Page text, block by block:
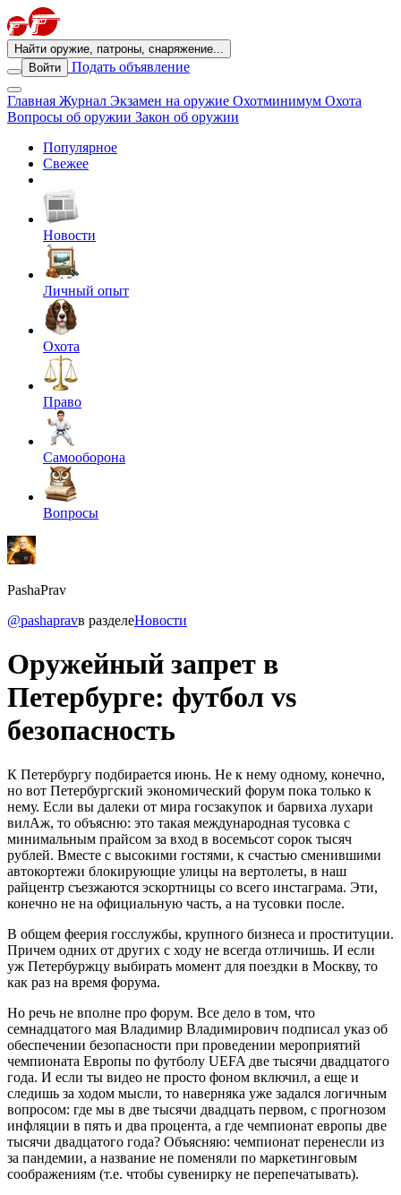
Найти оружие, патроны, снаряжение...
Войти
Подать объявление
Главная Журнал Экзамен на оружие Охотминимум Охота
Вопросы об оружии Закон об оружии
Популярное
Свежее
Новости
Личный опыт
Охота
Право
Самооборона
Вопросы
PashaPrav
@pashapravв разделеНовости
Оружейный запрет в
Петербурге: футбол vs
безопасность
К Петербургу подбирается июнь. Не к нему одному, конечно,
но вот Петербургский экономический форум пока только к
нему. Если вы далеки от мира госзакупок и барвиха лухари
вилАж, то объясню: это такая международная тусовка с
минимальным прайсом за вход в восемьсот сорок тысяч
рублей. Вместе с высокими гостями, к счастью сменившими
автокортежи блокирующие улицы на вертолеты, в наш
райцентр съезжаются эскортницы со всего инстаграма. Эти,
конечно не на официальную часть, а на тусовки после.
В общем феерия госслужбы, крупного бизнеса и проституции.
Причем одних от других с ходу не всегда отличишь. И если
уж Петербуржцу выбирать момент для поездки в Москву, то
как раз на время форума.
Но речь не вполне про форум. Все дело в том, что
семнадцатого мая Владимир Владимирович подписал указ об
обеспечении безопасности при проведении мероприятий
чемпионата Европы по футболу UEFA две тысячи двадцатого
года. И если ты видео не просто фоном включил, а еще и
следишь за ходом мысли, то наверняка уже задался логичным
вопросом: где мы в две тысячи двадцать первом, с прогнозом
инфляции в пять и два процента, а где чемпионат европы две
тысячи двадцатого года? Объясняю: чемпионат перенесли из
за пандемии, а название не поменяли по маркетинговым
соображениям (т.е. чтобы сувенирку не перепечатывать).